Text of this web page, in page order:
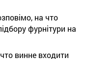
на что
фурнітури на
винне входити